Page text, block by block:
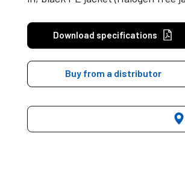
Download specifications
Buy from a distributor